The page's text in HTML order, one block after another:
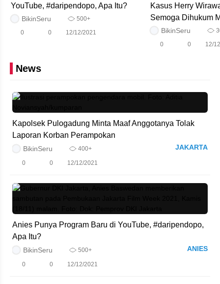
YouTube, #daripendopo, Apa Itu?
BikinSeru
500+
0
0 12/12/2021
Kasus Herry
Semoga Dihukum
BikinSeru
0
0 12/
News
Kapolsek Pulogadung Minta Maaf Anggotanya Tolak
Laporan Korban Perampokan
BikinSeru 400+ JAKARTA
0 0 12/12/2021
Anies Punya Program Baru di YouTube, #daripendopo,
Apa Itu?
BikinSeru 500+ ANIES
0 0 12/12/2021